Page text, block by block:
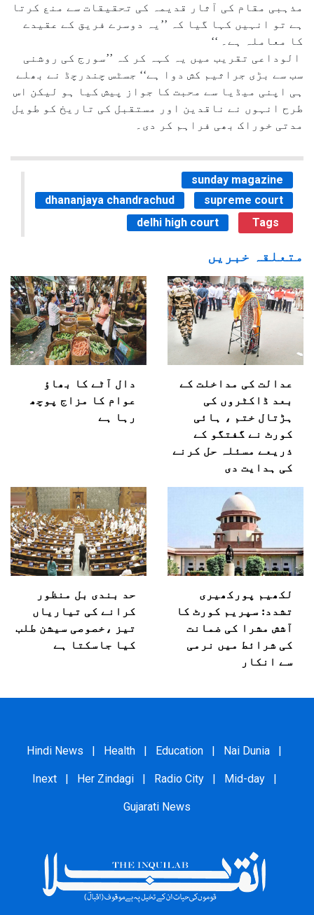
مذہبی مقام کی آثار قدیمہ کی تحقیقات سے منع کرتا
ہے تو انہیں کہا گیا کہ ’’یہ دوسرے فریق کے عقیدے
کا معاملہ ہے۔ ‘‘
الوداعی تقریب میں یہ کہہ کر کہ ’’سورج کی روشنی
سب سے بڑی جراثیم کش دوا ہے‘‘ جسٹس چندرچڈ نے بھلے
ہی اپنی میڈیا سے محبت کا جواز پیش کیا ہو لیکن اس
طرح انہوں نے ناقدین اور مستقبل کی تاریخ کو طویل
مدتی خوراک بھی فراہم کر دی۔
sunday magazine
dhananjaya chandrachud
supreme court
delhi high court
Tags
متعلقہ خبریں
عدالت کی مداخلت کے
بعد ڈاکٹروں کی
ہڑتال ختم ، ہائی
کورٹ نے گفتگو کے
ذریعے مسئلہ حل کرنے
کی ہدایت دی
دال آٹے کا بھاؤ
عوام کا مزاج پوچھ
رہا ہے
لکھیم پورکھیری
تشدد: سپریم کورٹ کا
آشش مشرا کی ضمانت
کی شرائط میں نرمی
سے انکار
حد بندی بل منظور
کرانے کی تیاریاں
تیز ،خصوصی سیشن طلب
کیا جاسکتا ہے
Hindi News Health Education Nai Dunia
Inext Her Zindagi Radio City Mid-day
Gujarati News